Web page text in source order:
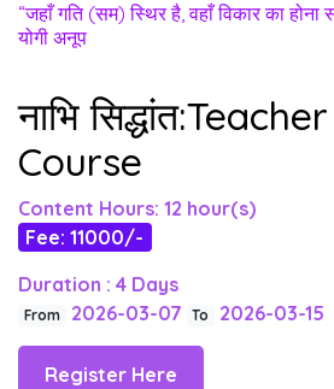
“जहाँ गति (सम) स्थिर है, वहाँ विकार का होना
योगी अनूप
नाभि
Course
Content Hours: 12 hour(s)
Fee: 11000/-
Duration : 4 Days
From 2026-03-07 To 2026-03-15
Register Here